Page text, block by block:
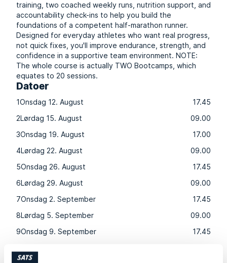
Datoer
1Onsdag 12. August
17.45
2Lørdag 15. August
09.00
3Onsdag 19. August
17.00
4Lørdag 22. August
09.00
5Onsdag 26. August
17.45
6Lørdag 29. August
09.00
7Onsdag 2. September
17.45
8Lørdag 5. September
09.00
9Onsdag 9. September
17.45
training, two coached weekly runs, nutrition support, and
accountability check-ins to help you build the
foundations of a competent half-marathon runner.
Designed for everyday athletes who want real progress,
not quick fixes, you'll improve endurance, strength, and
confidence in a supportive team environment. NOTE:
The whole course is actually TWO Bootcamps, which
equates to 20 sessions.